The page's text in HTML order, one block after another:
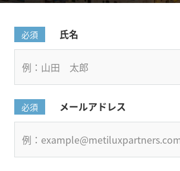
必須 氏名
必須 メールアドレス